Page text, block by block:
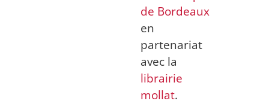
de Bordeaux
en
partenariat
avec la
librairie
mollat.